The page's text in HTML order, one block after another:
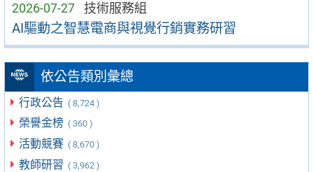
2026-07-27 技術服務組
AI驅動之智慧電商與視覺行銷實務研習
依公告類別彙總
行政公告 ( 8,724 )
榮譽金榜 ( 360 )
活動競賽 ( 8,670 )
教師研習 ( 3,962 )